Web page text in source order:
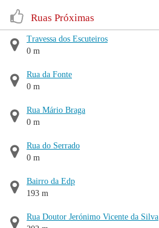
Ruas Próximas
Travessa dos Escuteiros
0 m
Rua da Fonte
0 m
Rua Mário Braga
0 m
Rua do Serrado
0 m
Bairro da Edp
193 m
Rua Doutor Jerónimo Vicente da Silva